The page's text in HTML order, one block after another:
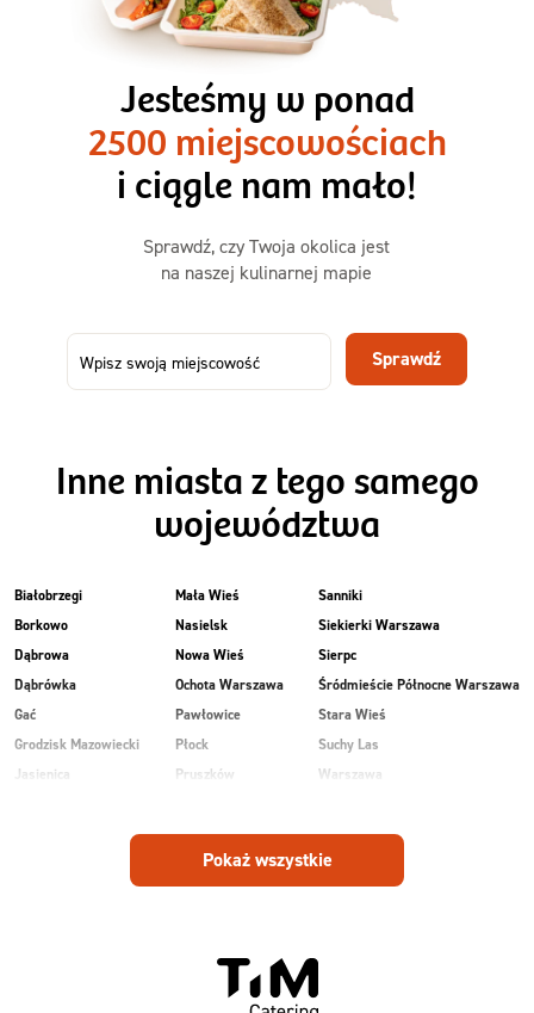
3 razy TAK
1500kcal - 2250kcal
3 sycące posiłki o większej objętości. Mniej dań,
ta sama wygoda!
50,31 zł
73,99
-32%
Menu
Jesteśmy w ponad
2500 miejscowościach
i ciągle nam mało!
Sprawdź, czy Twoja okolica jest
na naszej kulinarnej mapie
Sprawdź
Inne miasta z tego samego
województwa
Białobrzegi
Borkowo
Dąbrowa
Dąbrówka
Gać
Grodzisk Mazowiecki
Jasienica
Mała Wieś
Nasielsk
Nowa Wieś
Ochota Warszawa
Pawłowice
Płock
Pruszków
Radom
Ruda
Sanniki
Siekierki Warszawa
Sierpc
Śródmieście Północne Warszawa
Stara Wieś
Suchy Las
Warszawa
Wesoła
Zalesie
Pokaż wszystkie